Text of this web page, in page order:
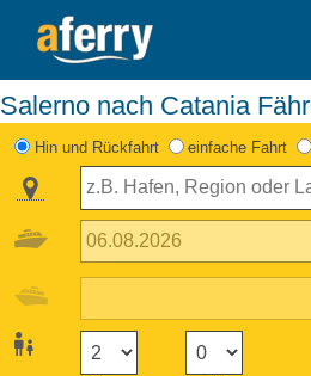
Salerno nach Catania
Hin und Rückfahrt einfache Fahrt